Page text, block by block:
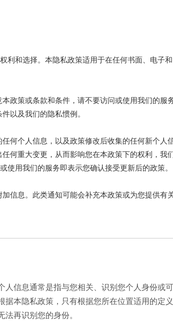
利和选择。本隐私政策适用于在任何书面、电子
政策或条款和条件，请不要访问或使用我们的服
以及我们的隐私惯例。
何个人信息，以及政策修改后收集的任何新个人
何重大变更，从而影响您在本政策下的权利，我
使用我们的服务即表示您确认接受更新后的政策。
信息。此类通知可能会补充本政策或为您提供有
信息通常是指与您相关、识别您个人身份或
本隐私政策，只有根据您所在位置适用的定
再识别您的身份。